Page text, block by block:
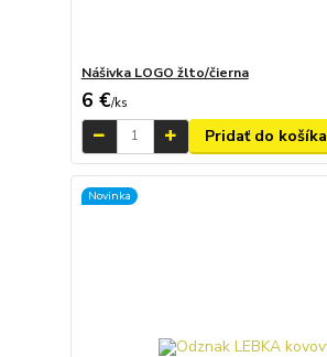
Nášivka LOGO žlto/čierna
6 €/ks
Pridať do košíka
Novinka